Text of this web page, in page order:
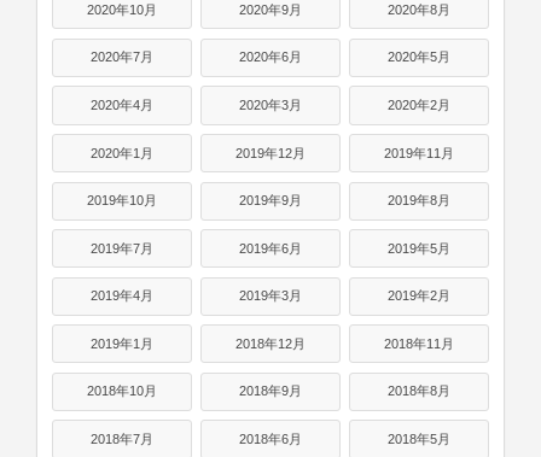
2020年10月 2020年9月 2020年8月
2020年7月 2020年6月 2020年5月
2020年4月 2020年3月 2020年2月
2020年1月 2019年12月 2019年11月
2019年10月 2019年9月 2019年8月
2019年7月 2019年6月 2019年5月
2019年4月 2019年3月 2019年2月
2019年1月 2018年12月 2018年11月
2018年10月 2018年9月 2018年8月
2018年7月 2018年6月 2018年5月